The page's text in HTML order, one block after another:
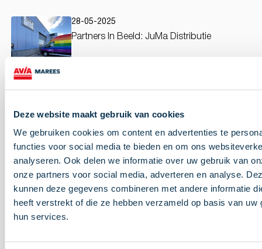
Deze website maakt gebruik van cookies
We gebruiken cookies om content en advertenties te
functies voor social media te bieden en om ons
analyseren. Ook delen we informatie over uw gebruik van
onze partners voor social media, adverteren en analyse.
kunnen deze gegevens combineren met andere informatie
heeft verstrekt of die ze hebben verzameld op basis van uw
hun services.
28-05-2025
Partners In Beeld: JuMa Distributie
Partners In Beeld: De Graaf Afvalbeheer
Lees meer
07-05-2025
Partners In Beeld: de Patatoloog